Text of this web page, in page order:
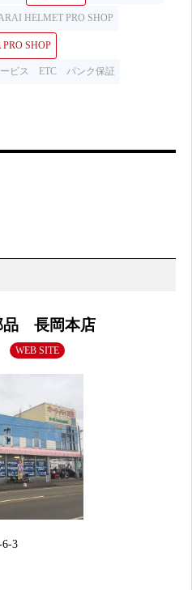
HELMET PRO SHOP
PRO SHOP
ビス ETC パンク保証
品 長岡本店
WEB SITE
3